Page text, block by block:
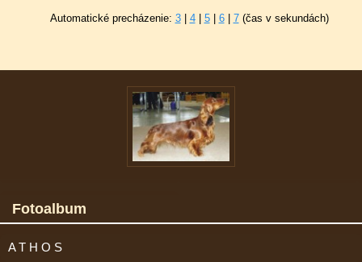
Automatické precházenie: 3| 4| 5| 6| 7(čas v sekundách)
Fotoalbum
A T H O S